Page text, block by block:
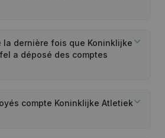
la dernière fois que Koninklijke
a déposé des comptes
compte Koninklijke Atletiek